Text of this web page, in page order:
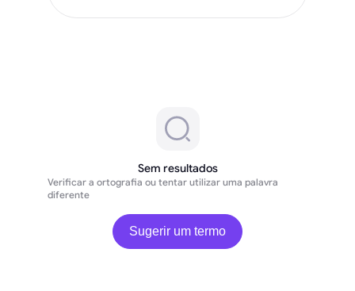
Sem resultados
Verificar a ortografia ou tentar utilizar uma palavra
diferente
Sugerir um termo